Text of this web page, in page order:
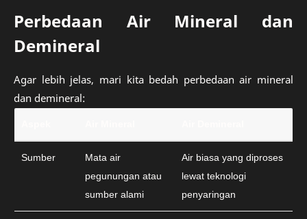
Perbedaan Air Mineral dan
Demineral
Agar lebih jelas, mari kita bedah perbedaan air mineral
dan demineral:
Sumber
Mata air
pegunungan atau
sumber alami
Air biasa yang diproses
lewat teknologi
penyaringan